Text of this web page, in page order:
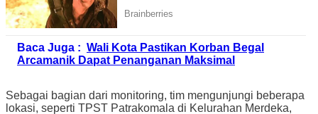
Baca Juga : Wali Kota Pastikan Korban Begal
Arcamanik Dapat Penanganan Maksimal
Sebagai bagian dari monitoring, tim mengunjungi beberapa
lokasi, seperti TPST Patrakomala di Kelurahan Merdeka,